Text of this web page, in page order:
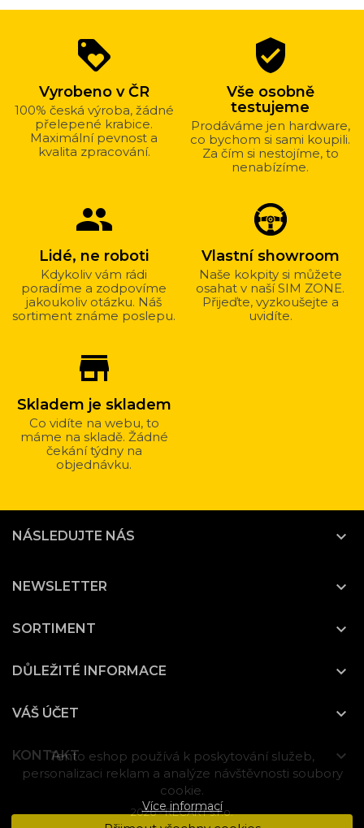
Tento eshop používá k poskytování služeb,
personalizaci reklam a analýze návštěvnosti soubory
cookie.
Více informací
nakupovat
nás?
loyalty
Vyrobeno v ČR
100% česká výroba, žádné
přelepené krabice.
Maximální pevnost a
kvalita zpracování.
verified_user
Vše osobně
testujeme
Prodáváme jen hardware,
co bychom si sami koupili.
Za čím si nestojíme, to
nenabízíme.
group
Lidé, ne roboti
Kdykoliv vám rádi
poradíme a zodpovíme
jakoukoliv otázku. Náš
sortiment známe poslepu.
Vlastní showroom
Naše kokpity si můžete
osahat v naší SIM ZONE.
Přijeďte, vyzkoušejte a
uvidíte.
store_mall_directory
Skladem je skladem
Co vidíte na webu, to
máme na skladě. Žádné
čekání týdny na
objednávku.
NÁSLEDUJTE NÁS 
NEWSLETTER 
SORTIMENT 
DŮLEŽITÉ INFORMACE 
VÁŠ ÚČET 
KONTAKT 
2026 - RECART s.r.o.